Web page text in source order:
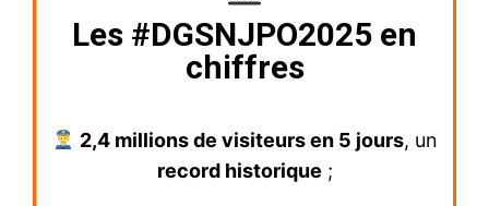
Les #DGSNJPO2025 en
chiffres
2,4 millions de visiteurs en 5 jours, un
record historique ;